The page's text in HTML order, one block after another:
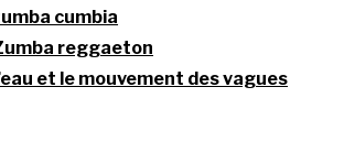
cumbia
reggaeton
et le mouvement des vagues